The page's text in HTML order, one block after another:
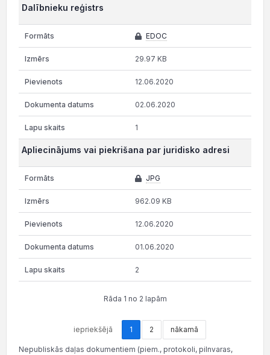
Dalībnieku reģistrs
EDOC
29.97 KB
12.06.2020
02.06.2020
1
Apliecinājums vai piekrišana par juridisko adresi
JPG
962.09 KB
12.06.2020
01.06.2020
2
Rāda 1 no 2 lapām
iepriekšējā 1 2 nākamā
Nepubliskās daļas dokumentiem (piem., protokoli, pilnvaras,